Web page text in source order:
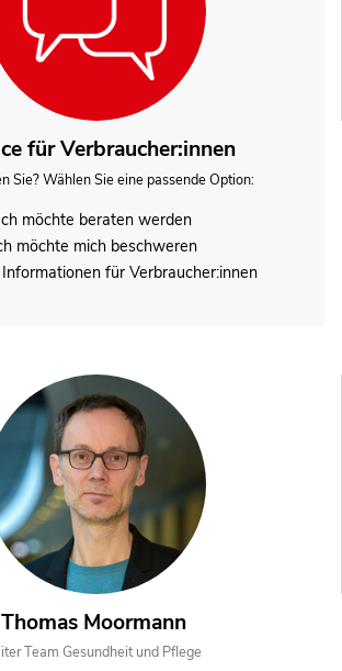
für Verbraucher:innen
Sie? Wählen Sie eine passende Option:
möchte beraten werden
möchte mich beschweren
für Verbraucher:innen
Thomas Moormann
Team Gesundheit und Pflege